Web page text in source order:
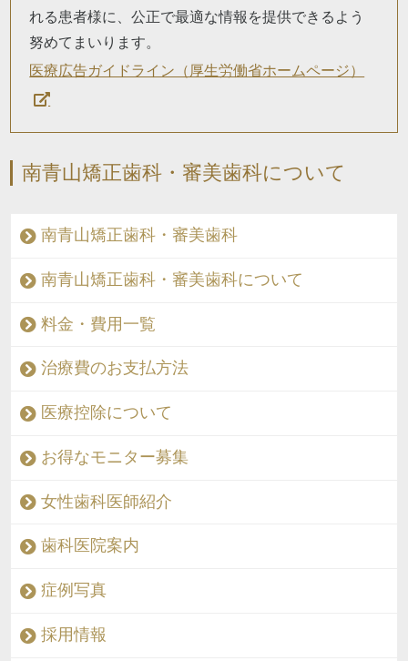
れる患者様に、公正で最適な情報を提供できるよう
努めてまいります。
医療広告ガイドライン（厚生労働省ホームページ）
南青山矯正歯科・審美歯科について
南青山矯正歯科・審美歯科
南青山矯正歯科・審美歯科について
料金・費用一覧
治療費のお支払方法
医療控除について
お得なモニター募集
女性歯科医師紹介
歯科医院案内
症例写真
採用情報